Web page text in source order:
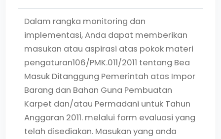
Dalam rangka monitoring dan
implementasi, Anda dapat memberikan
masukan atau aspirasi atas pokok materi
pengaturan106/PMK.011/2011 tentang Bea
Masuk Ditanggung Pemerintah atas Impor
Barang dan Bahan Guna Pembuatan
Karpet dan/atau Permadani untuk Tahun
Anggaran 2011. melalui form evaluasi yang
telah disediakan. Masukan yang anda